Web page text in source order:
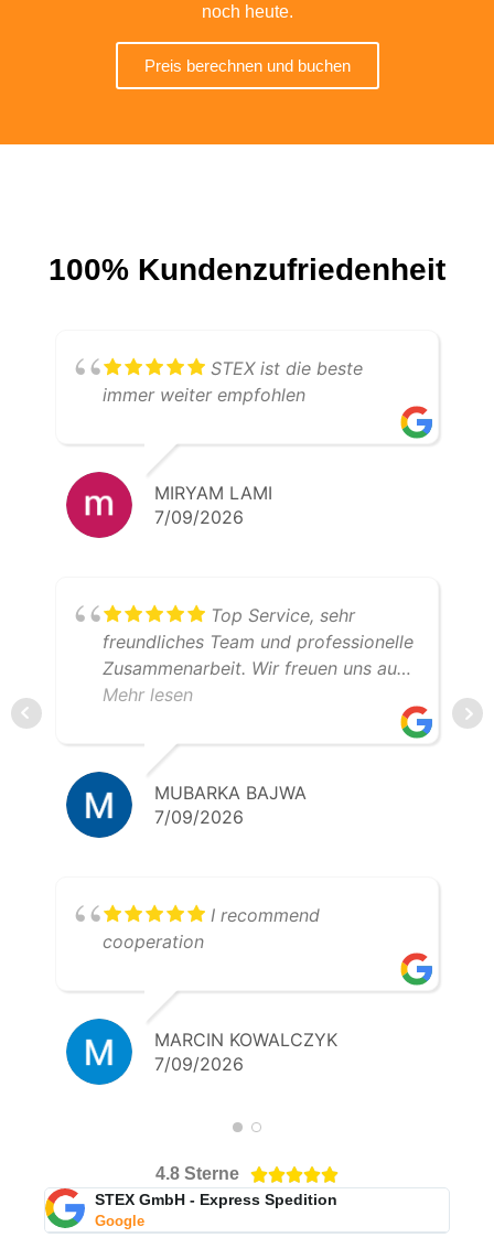
noch heute.
Preis berechnen und buchen
100% Kundenzufriedenheit
STEX ist die beste
immer weiter empfohlen
MIRYAM LAMI
7/09/2026
Top Service, sehr
freundliches Team und professionelle
Zusammenarbeit. Wir freuen uns auf
weitere gemeinsame Transporte.
Mehr lesen
MUBARKA BAJWA
7/09/2026
I recommend
cooperation
MARCIN KOWALCZYK
7/09/2026
4.8 Sterne 
STEX GmbH - Express Spedition
Google